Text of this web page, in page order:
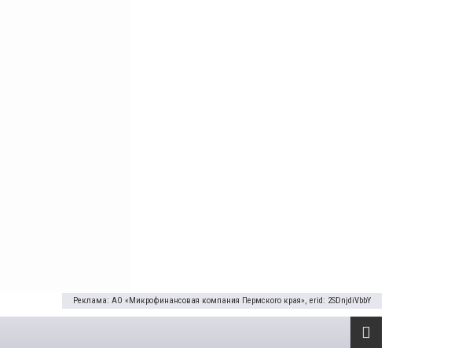
Реклама: АО «Микрофинансовая компания Пермского края», erid: 2SDnjdiVbbY